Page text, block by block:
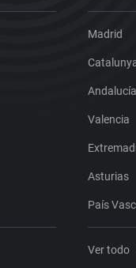
Madrid
Andalucía
Valencia
Asturias
País
Ver todo